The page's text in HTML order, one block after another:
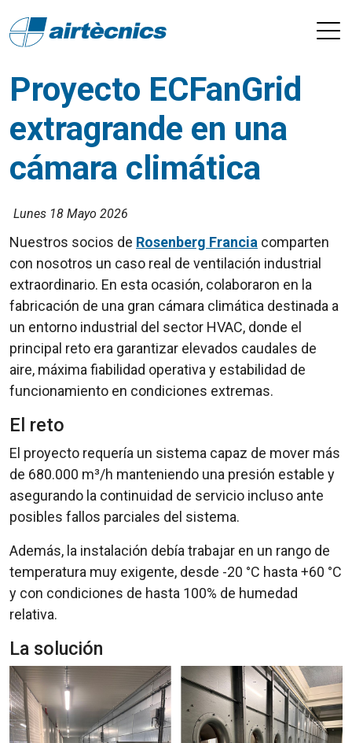
Proyecto ECFanGrid
extragrande en una
cámara climática
Lunes 18 Mayo 2026
Nuestros socios de Rosenberg Francia comparten
con nosotros un caso real de ventilación industrial
extraordinario. En esta ocasión, colaboraron en la
fabricación de una gran cámara climática destinada a
un entorno industrial del sector HVAC, donde el
principal reto era garantizar elevados caudales de
aire, máxima fiabilidad operativa y estabilidad de
funcionamiento en condiciones extremas.
El reto
El proyecto requería un sistema capaz de mover más
de 680.000 m³/h manteniendo una presión estable y
asegurando la continuidad de servicio incluso ante
posibles fallos parciales del sistema.
Además, la instalación debía trabajar en un rango de
temperatura muy exigente, desde -20 °C hasta +60 °C
y con condiciones de hasta 100% de humedad
relativa.
La solución